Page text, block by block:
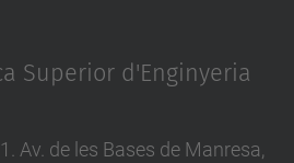
Superior d'Enginyeria
Av. de les Bases de Manresa,